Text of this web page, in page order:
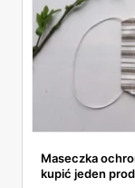
Maseczka
kupić jeden